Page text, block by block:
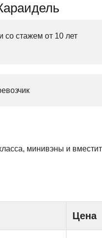
со стажем от 10 лет
минивэны и
Цена